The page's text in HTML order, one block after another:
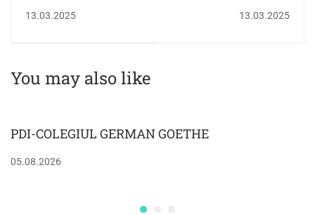
13.03.2025 13.03.2025
You may also like
PDI-COLEGIUL GERMAN GOETHE
05.08.2026